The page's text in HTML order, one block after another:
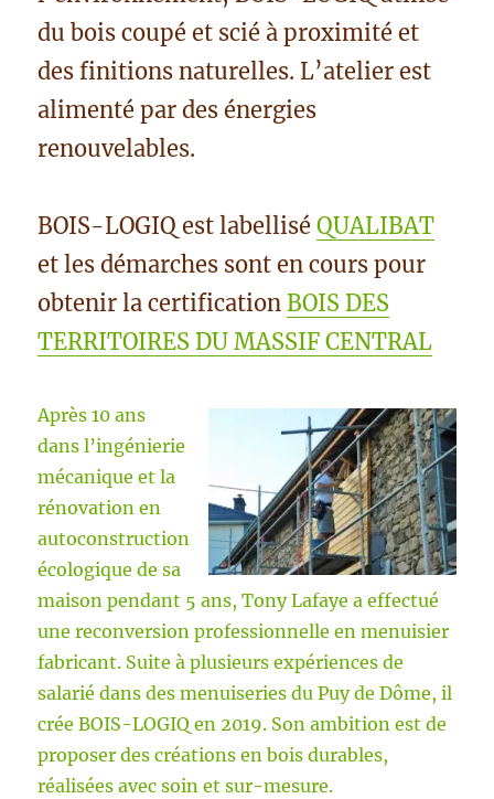
du bois coupé et scié à proximité et
des finitions naturelles. L’atelier est
alimenté par des énergies
renouvelables.
BOIS-LOGIQ est labelliséQUALIBAT
et les démarches sont en cours pour
obtenir la certification BOIS DES
TERRITOIRES DU MASSIF CENTRAL
Après 10 ans
dans l’ingénierie
mécanique et la
rénovation en
autoconstruction
écologique de sa
maison pendant 5 ans, Tony Lafaye a effectué
une reconversion professionnelle en menuisier
fabricant. Suite à plusieurs expériences de
salarié dans des menuiseries du Puy de Dôme, il
crée BOIS-LOGIQ en 2019. Son ambition est de
proposer des créations en bois durables,
réalisées avec soin et sur-mesure.